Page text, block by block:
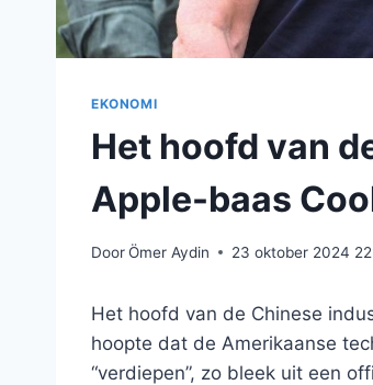
EKONOMI
Het hoofd van
Apple-baas
DoorÖmer Aydin 23 oktober 2024
Het hoofd van de Chinese
hoopte dat de Amerikaanse
“verdiepen”, zo bleek uit een